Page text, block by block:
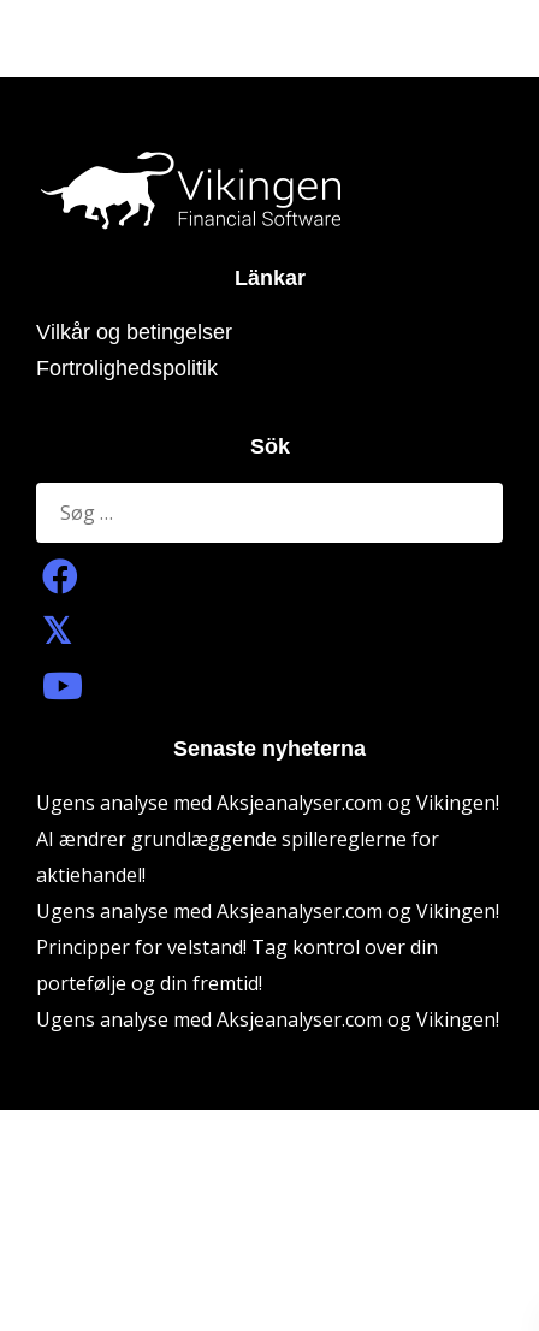
Länkar
Vilkår og betingelser
Fortrolighedspolitik
Sök
Søg
efter:
Senaste nyheterna
Ugens analyse med Aksjeanalyser.com og Vikingen!
AI ændrer grundlæggende spillereglerne for
aktiehandel!
Ugens analyse med Aksjeanalyser.com og Vikingen!
Principper for velstand! Tag kontrol over din
portefølje og din fremtid!
Ugens analyse med Aksjeanalyser.com og Vikingen!